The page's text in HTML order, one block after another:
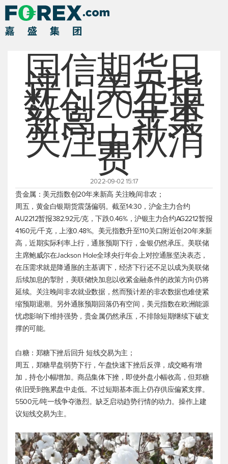
国信期货日
评：美元指
数创20年来
新高，苹果
关注中秋消
费
2022-09-02 15:17
贵金属： 美元指数创20年来新高 关注晚间非农；
周五，黄金白银期货震荡偏弱。截至14:30，沪金主力合约
AU2212暂报382.92元/克，下跌0.46%，沪银主力合约AG2212暂报
4160元/千克，上涨0.48%。 美元指数升至110关口附近创20年来新
高，近期实际利率上行，通胀预期下行，金银仍然承压。美联储
主席鲍威尔在Jackson Hole全球央行年会上对控通胀坚决表态，
在压需求就是降通胀的主基调下，经济下行还不足以成为美联储
后续加息的掣肘，美联储快加息以收紧金融条件的政策方向仍将
延续。关注晚间非农就业数据，然而预计差的非农数据也难使紧
缩预期退潮。另外通胀预期回落仍有空间， 美元指数在欧洲能源
忧虑影响下维持强势，贵金属仍然承压，不排除短期继续下破支
撑的可能。
白糖：郑糖下挫后回升 短线交易为主；
周五，郑糖早盘弱势下行，午盘快速下挫后反弹，成交略有增
加，持仓小幅增加。商品集体下挫，即使外盘小幅收高，但郑糖
依旧受到拖累盘中走低。不过短期基本面上仍存供应偏紧支撑。
5500元/吨一线争夺激烈。缺乏启动趋势行情的动力。操作上建
议短线交易为主。